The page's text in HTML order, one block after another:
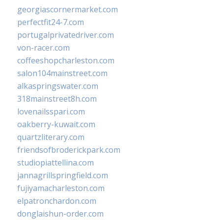
georgiascornermarket.com
perfectfit24-7.com
portugalprivatedriver.com
von-racer.com
coffeeshopcharleston.com
salon104mainstreet.com
alkaspringswater.com
318mainstreet8h.com
lovenailsspari.com
oakberry-kuwait.com
quartzliterary.com
friendsofbroderickpark.com
studiopiattellina.com
jannagrillspringfield.com
fujiyamacharleston.com
elpatronchardon.com
donglaishun-order.com